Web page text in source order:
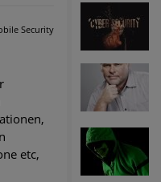
Security
etc,